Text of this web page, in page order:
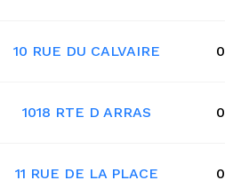
10 RUE DU CALVAIRE
1018 RTE D ARRAS
11 RUE DE LA PLACE